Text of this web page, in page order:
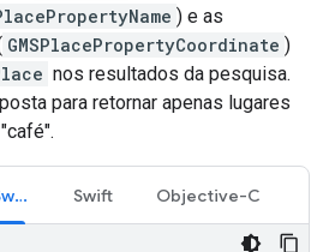
) e as
GMSPlacePropertyCoordinate )
nos resultados da pesquisa.
para retornar apenas lugares
SDK do Places para Swift Swift Objective-C